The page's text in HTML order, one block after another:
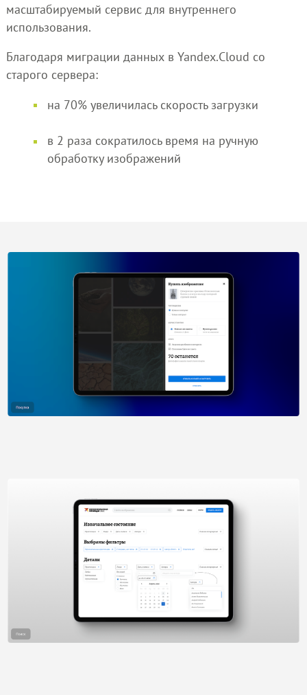
масштабируемый сервис для внутреннего
использования.
Благодаря миграции данных в Yandex.Cloud со
старого сервера:
на 70% увеличилась скорость загрузки
в 2 раза сократилось время на ручную
обработку изображений